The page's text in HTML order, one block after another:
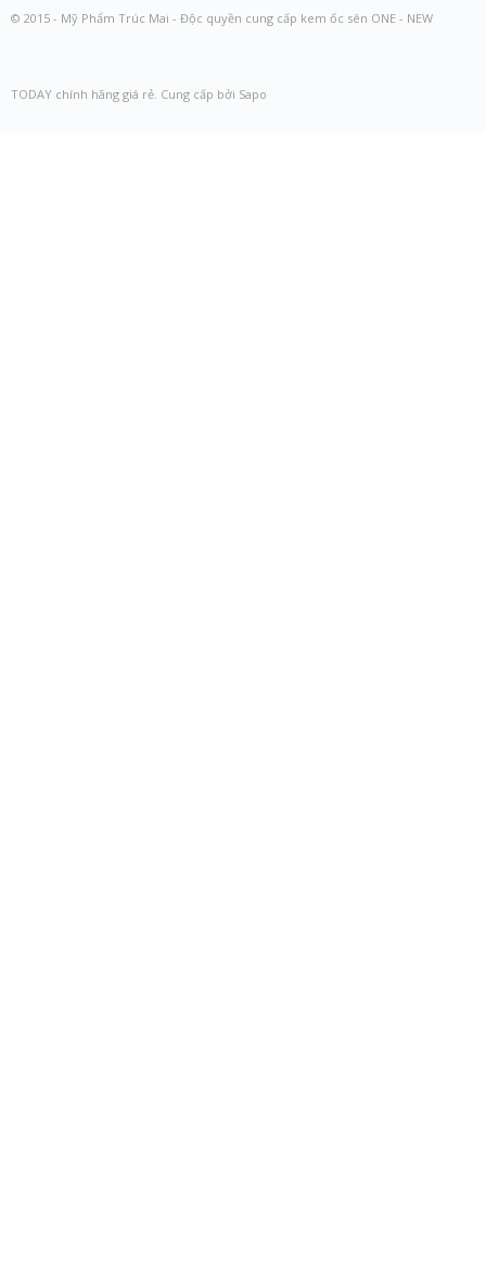
© 2015 - Mỹ Phẩm Trúc Mai - Độc quyền cung cấp kem ốc sên ONE - NEW
TODAY chính hãng giá rẻ. Cung cấp bởi Sapo